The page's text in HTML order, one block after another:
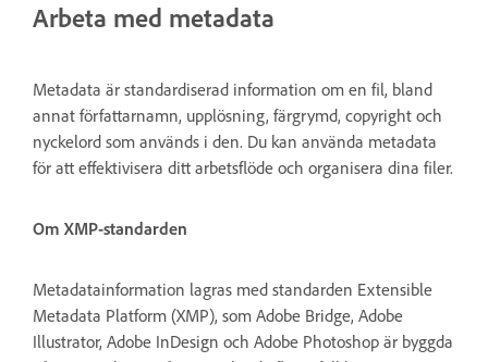
Arbeta med metadata
Metadata är standardiserad information om en fil, bland
annat författarnamn, upplösning, färgrymd, copyright och
nyckelord som används i den. Du kan använda metadata
för att effektivisera ditt arbetsflöde och organisera dina filer.
Om XMP-standarden
Metadatainformation lagras med standarden Extensible
Metadata Platform (XMP), som Adobe Bridge, Adobe
Illustrator, Adobe InDesign och Adobe Photoshop är byggda